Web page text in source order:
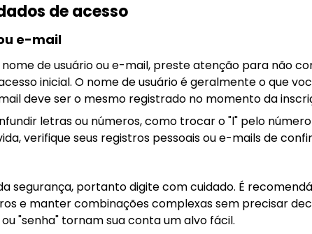
de acesso
e-mail
nome de usuário ou e-mail, preste atenção para não
inicial. O nome de usuário é geralmente o que
deve ser o mesmo registrado no momento da
letras ou números, como trocar o "l" pelo número
verifique seus registros pessoais ou e-mails de
segurança, portanto digite com cuidado. É
e manter combinações complexas sem precisar
"senha" tornam sua conta um alvo fácil.